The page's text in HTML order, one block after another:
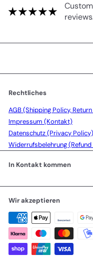
Rechtliches
AGB (Shipping Policy,
Impressum (Kontakt)
Datenschutz (Privacy Policy)
Widerrufsbelehrung
In Kontakt kommen
Wir akzeptieren